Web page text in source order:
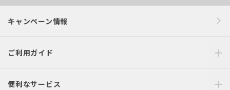
キャンペーン情報
ご利用ガイド
便利なサービス